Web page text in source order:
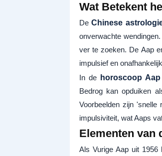
Wat Betekent
DeChinese
onverwachte
ver te zoeken. De Aap
impulsief en
In de horoscoop
Bedrog kan opduiken
Voorbeelden zijn
impulsiviteit, wat Aaps
Elementen van
Als Vurige Aap uit